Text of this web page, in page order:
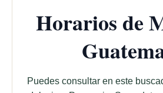
Horarios de
Puedes consultar en este